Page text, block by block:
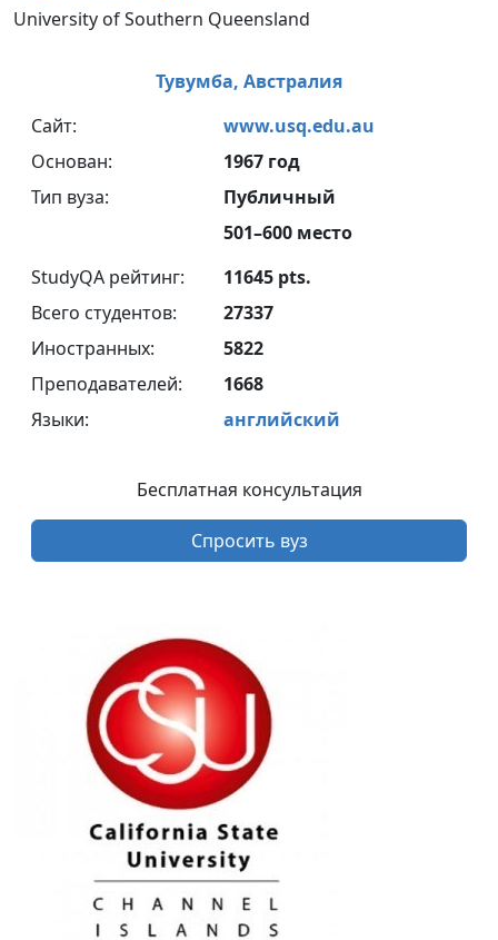
University of Southern Queensland
Тувумба, Австралия
Сайт:
www.usq.edu.au
Основан:
1967 год
Тип вуза:
Публичный
501–600 место
StudyQA рейтинг:
11645 pts.
Всего студентов:
27337
Иностранных:
5822
Преподавателей:
1668
Языки:
английский
Бесплатная консультация
Спросить вуз